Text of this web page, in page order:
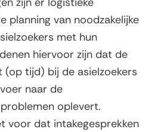
planning van noodzakelijke
met hun
hiervoor zijn dat de
(op tijd) bij de asielzoekers
naar de
oplevert.
voor dat intakegesprekken